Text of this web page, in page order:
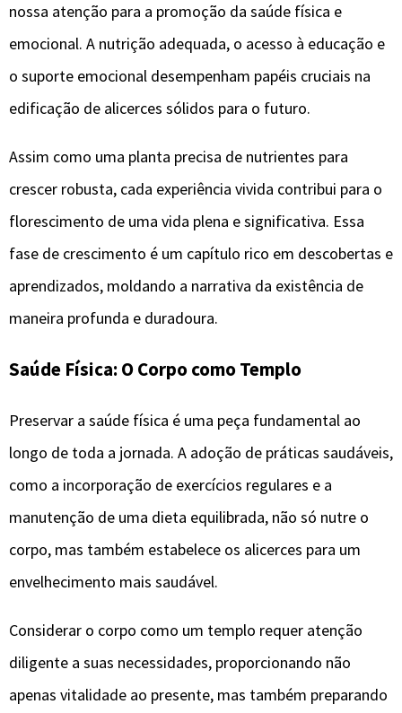
nossa atenção para a promoção da saúde física e
emocional. A nutrição adequada, o acesso à educação e
o suporte emocional desempenham papéis cruciais na
edificação de alicerces sólidos para o futuro.
Assim como uma planta precisa de nutrientes para
crescer robusta, cada experiência vivida contribui para o
florescimento de uma vida plena e significativa. Essa
fase de crescimento é um capítulo rico em descobertas e
aprendizados, moldando a narrativa da existência de
maneira profunda e duradoura.
Saúde Física: O Corpo como Templo
Preservar a saúde física é uma peça fundamental ao
longo de toda a jornada. A adoção de práticas saudáveis,
como a incorporação de exercícios regulares e a
manutenção de uma dieta equilibrada, não só nutre o
corpo, mas também estabelece os alicerces para um
envelhecimento mais saudável.
Considerar o corpo como um templo requer atenção
diligente a suas necessidades, proporcionando não
apenas vitalidade ao presente, mas também preparando